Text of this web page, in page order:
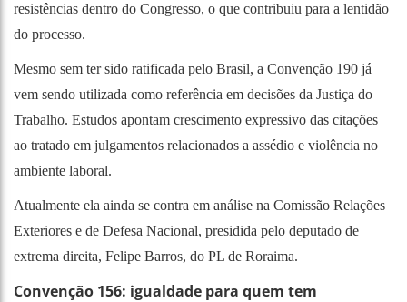
resistências dentro do Congresso, o que contribuiu para a lentidão
do processo.
Mesmo sem ter sido ratificada pelo Brasil, a Convenção 190 já
vem sendo utilizada como referência em decisões da Justiça do
Trabalho. Estudos apontam crescimento expressivo das citações
ao tratado em julgamentos relacionados a assédio e violência no
ambiente laboral.
Atualmente ela ainda se contra em análise na Comissão Relações
Exteriores e de Defesa Nacional, presidida pelo deputado de
extrema direita, Felipe Barros, do PL de Roraima.
Convenção 156: igualdade para quem tem